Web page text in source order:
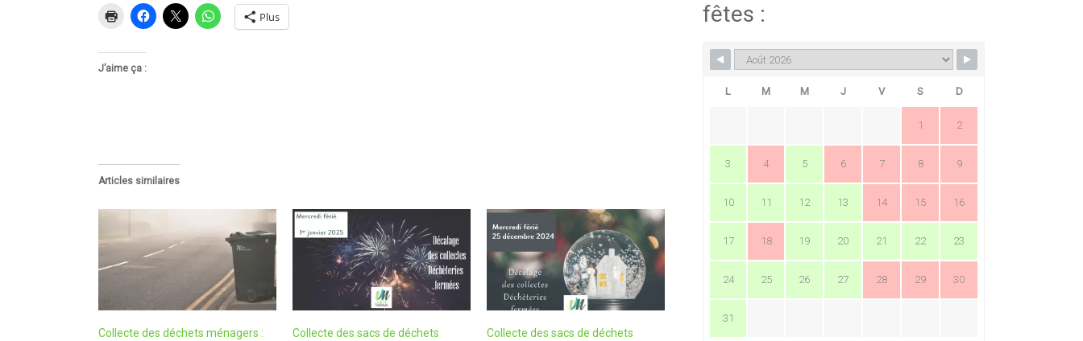
Plus
J’aime ça :
Articles similaires
Collecte des déchets ménagers :
Collecte des sacs de déchets
Collecte des sacs de déchets
fêtes :
L M M J V S D
1 2
3 4 5 6 7 8 9
10 11 12 13 14 15 16
17 18 19 20 21 22 23
24 25 26 27 28 29 30
31